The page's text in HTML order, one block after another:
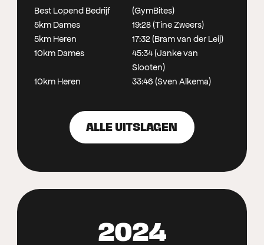
Best Lopend Bedrijf
(GymBites)
5km Dames
19:28 (Tine Zweers)
5km Heren
17:32 (Bram van der Leij)
10km Dames
45:34 (Janke van
Slooten)
10km Heren
33:46 (Sven Alkema)
ALLE UITSLAGEN
2024